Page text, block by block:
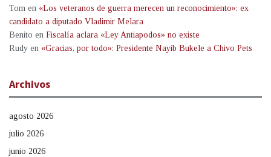
Tom en «Los veteranos de guerra merecen un reconocimiento»: ex
candidato a diputado Vladimir Melara
Benito en Fiscalía aclara «Ley Antiapodos» no existe
Rudy en «Gracias, por todo»: Presidente Nayib Bukele a Chivo Pets
Archivos
agosto 2026
julio 2026
junio 2026